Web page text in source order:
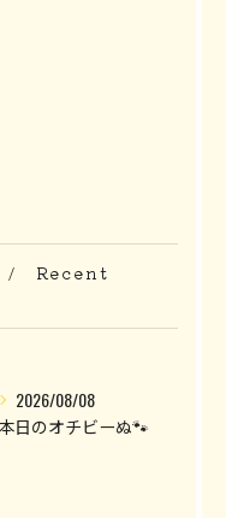
Recent
2026/08/08
本日のオチビーぬ🐾